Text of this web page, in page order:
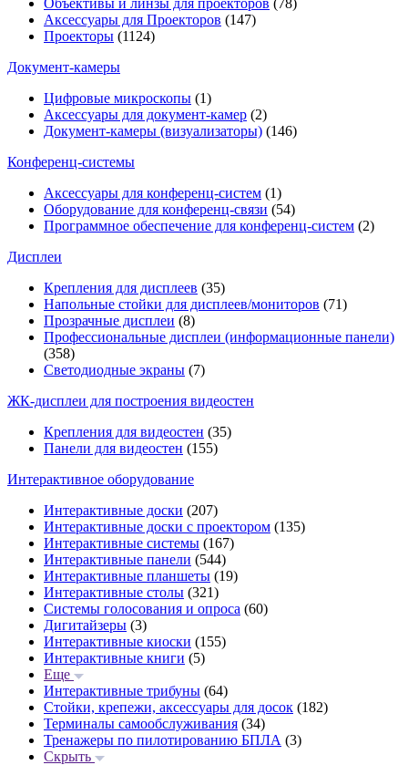
Объективы и линзы для проекторов (78)
Аксессуары для Проекторов (147)
Проекторы (1124)
Документ-камеры
Цифровые микроскопы (1)
Аксессуары для документ-камер (2)
Документ-камеры (визуализаторы) (146)
Конференц-системы
Аксессуары для конференц-систем (1)
Оборудование для конференц-связи (54)
Программное обеспечение для конференц-систем (2)
Дисплеи
Крепления для дисплеев (35)
Напольные стойки для дисплеев/мониторов (71)
Прозрачные дисплеи (8)
Профессиональные дисплеи (информационные панели)
(358)
Светодиодные экраны (7)
ЖК-дисплеи для построения видеостен
Крепления для видеостен (35)
Панели для видеостен (155)
Интерактивное оборудование
Интерактивные доски (207)
Интерактивные доски с проектором (135)
Интерактивные системы (167)
Интерактивные панели (544)
Интерактивные планшеты (19)
Интерактивные столы (321)
Системы голосования и опроса (60)
Дигитайзеры (3)
Интерактивные киоски (155)
Интерактивные книги (5)
Еще
Интерактивные трибуны (64)
Стойки, крепежи, аксессуары для досок (182)
Терминалы самообслуживания (34)
Тренажеры по пилотированию БПЛА (3)
Скрыть